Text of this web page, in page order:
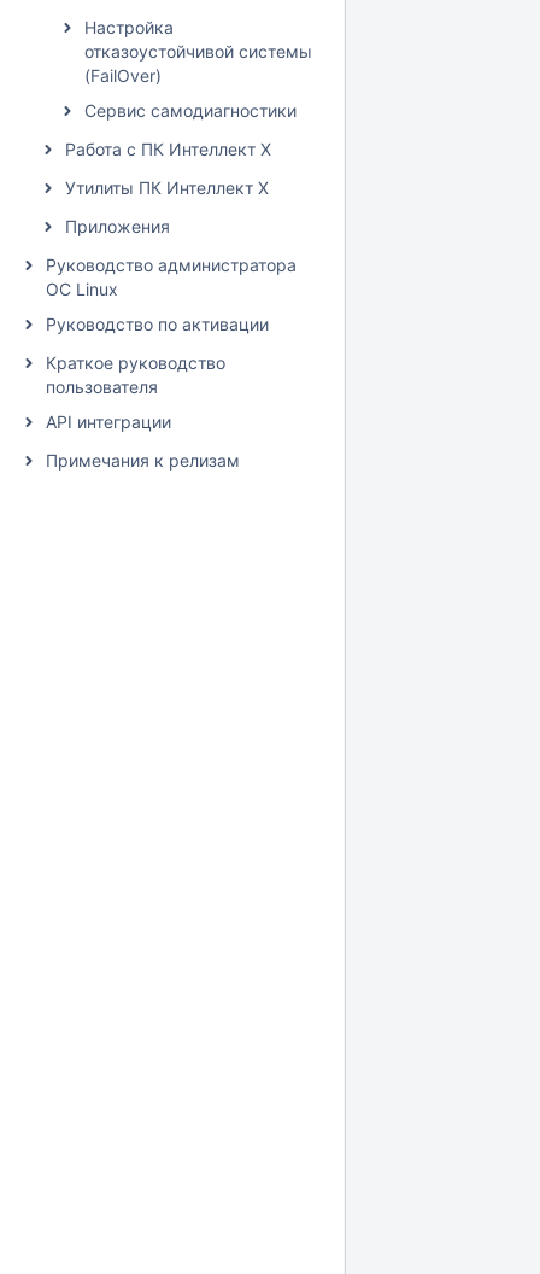
Настройка
отказоустойчивой системы
(FailOver)
Сервис самодиагностики
Работа с ПК Интеллект X
Утилиты ПК Интеллект X
Приложения
Руководство администратора
ОС Linux
Руководство по активации
Краткое руководство
пользователя
API интеграции
Примечания к релизам